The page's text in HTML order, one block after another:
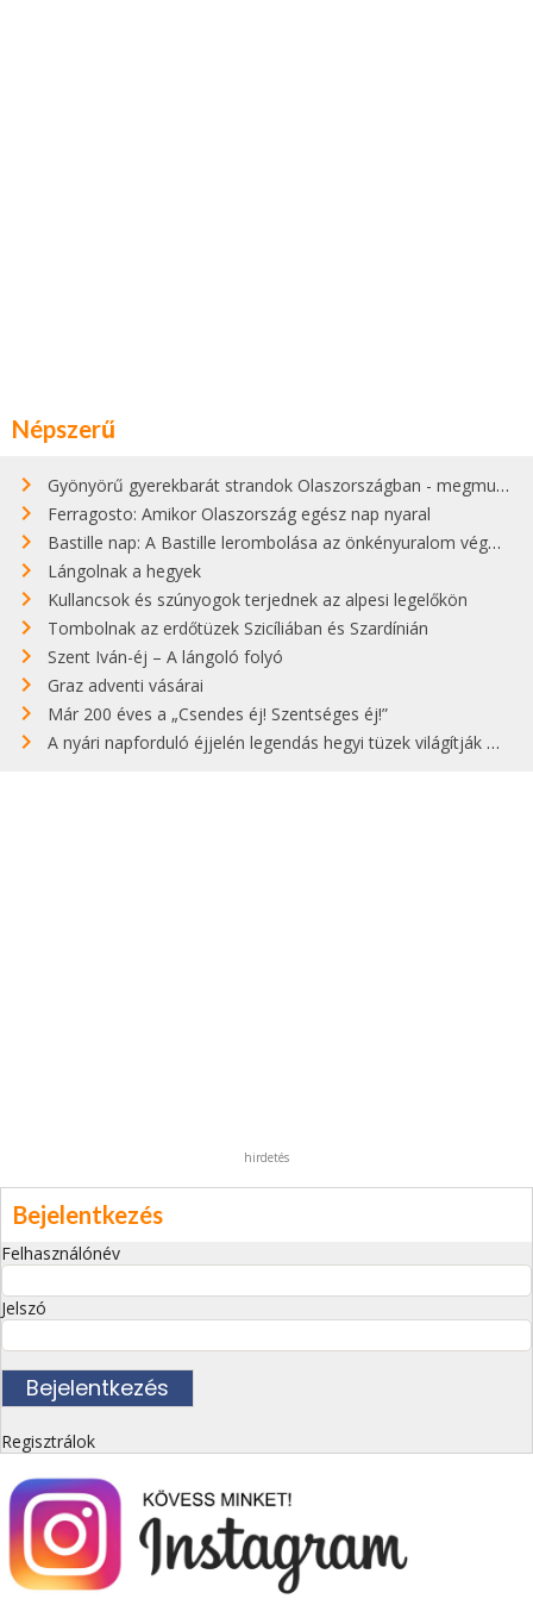
Népszerű
Gyönyörű gyerekbarát strandok Olaszországban - megmutatjuk a 15 legjobbat
Ferragosto: Amikor Olaszország egész nap nyaral
Bastille nap: A Bastille lerombolása az önkényuralom végét jelentette
Lángolnak a hegyek
Kullancsok és szúnyogok terjednek az alpesi legelőkön
Tombolnak az erdőtüzek Szicíliában és Szardínián
Szent Iván-éj – A lángoló folyó
Graz adventi vásárai
Már 200 éves a „Csendes éj! Szentséges éj!”
A nyári napforduló éjjelén legendás hegyi tüzek világítják meg Zugspitzét
hirdetés
Bejelentkezés
Felhasználónév
Jelszó
Regisztrálok